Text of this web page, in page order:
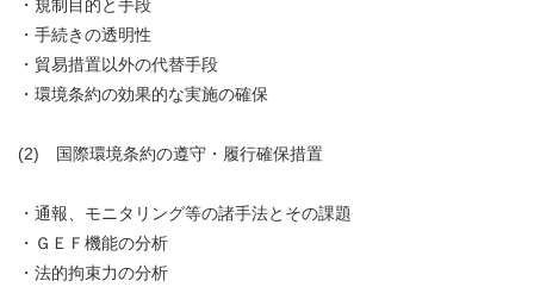
・規制目的と手段
・手続きの透明性
・貿易措置以外の代替手段
・環境条約の効果的な実施の確保
(2) 国際環境条約の遵守・履行確保措置
・通報、モニタリング等の諸手法とその課題
・ＧＥＦ機能の分析
・法的拘束力の分析